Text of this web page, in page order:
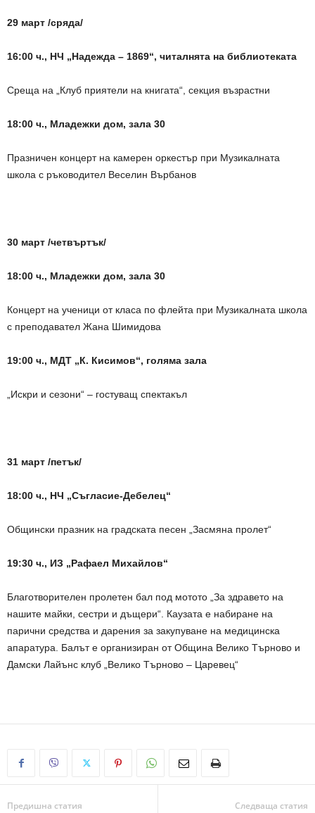
29 март /сряда/
16:00 ч., НЧ „Надежда – 1869“, читалнята на библиотеката
Среща на „Клуб приятели на книгата“, секция възрастни
18:00 ч., Младежки дом, зала 30
Празничен концерт на камерен оркестър при Музикалната
школа с ръководител Веселин Върбанов
30 март /четвъртък/
18:00 ч., Младежки дом, зала 30
Концерт на ученици от класа по флейта при Музикалната школа
с преподавател Жана Шимидова
19:00 ч., МДТ „К. Кисимов“, голяма зала
„Искри и сезони“ – гостуващ спектакъл
31 март /петък/
18:00 ч., НЧ „Съгласие-Дебелец“
Общински празник на градската песен „Засмяна пролет“
19:30 ч., ИЗ „Рафаел Михайлов“
Благотворителен пролетен бал под мотото „За здравето на
нашите майки, сестри и дъщери“. Каузата е набиране на
парични средства и дарения за закупуване на медицинска
апаратура. Балът е организиран от Община Велико Търново и
Дамски Лайънс клуб „Велико Търново – Царевец“
Предишна статия Следваща статия